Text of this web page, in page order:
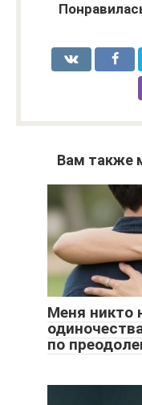
Вам также
Меня никто
по